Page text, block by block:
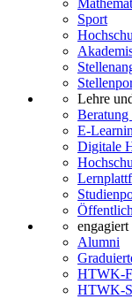
Sport
Lehre
Beratung
E-
Digitale
Alumni
HTWK-
HTWK-